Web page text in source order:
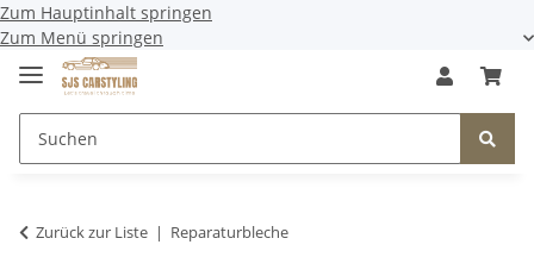
Zum Hauptinhalt springen
Zum Menü springen
Zurück zur Liste Reparaturbleche